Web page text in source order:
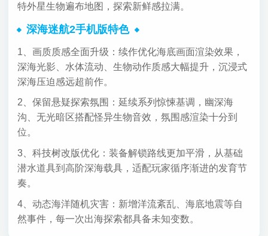
特外星生物遍布地图，探索新鲜感拉满。
深海迷航2手机版特色
1、画质质感全面升级：续作优化海底画面渲染效果，
深海光影、水体流动、生物动作质感大幅提升，沉浸式
深海压迫感远超前作。
2、保留悬疑探索氛围：延续系列惊悚基调，幽深海
沟、无光暗区搭配怪异生物音效，氛围感渲染十分到
位。
3、科技树改版优化：装备解锁路线更加平滑，从基础
潜水道具到高阶深海载具，适配玩家循序渐进的发育节
奏。
4、动态海洋随机灾害：新增洋流紊乱、海底地震等自
然事件，每一次出海探索都具备未知变数。